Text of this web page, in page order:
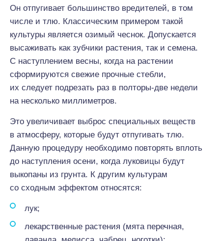
Он отпугивает большинство вредителей, в том
числе и тлю. Классическим примером такой
культуры является озимый чеснок. Допускается
высаживать как зубчики растения, так и семена.
С наступлением весны, когда на растении
сформируются свежие прочные стебли,
их следует подрезать раз в полторы-две недели
на несколько миллиметров.
Это увеличивает выброс специальных веществ
в атмосферу, которые будут отпугивать тлю.
Данную процедуру необходимо повторять вплоть
до наступления осени, когда луковицы будут
выкопаны из грунта. К другим культурам
со сходным эффектом относятся:
лук;
лекарственные растения (мята перечная,